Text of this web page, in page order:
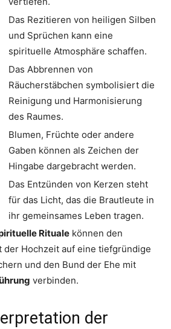
Das Rezitieren von heiligen Silben
und Sprüchen kann eine
spirituelle Atmosphäre schaffen.
Das Abbrennen von
Räucherstäbchen symbolisiert die
Reinigung und Harmonisierung
des Raumes.
Blumen, Früchte oder andere
Gaben können als Zeichen der
Hingabe dargebracht werden.
Das Entzünden von Kerzen steht
für das Licht, das die Brautleute in
ihr gemeinsames Leben tragen.
Rituale können den
der Hochzeit auf eine tiefgründige
und den Bund der Ehe mit
verbinden.
der